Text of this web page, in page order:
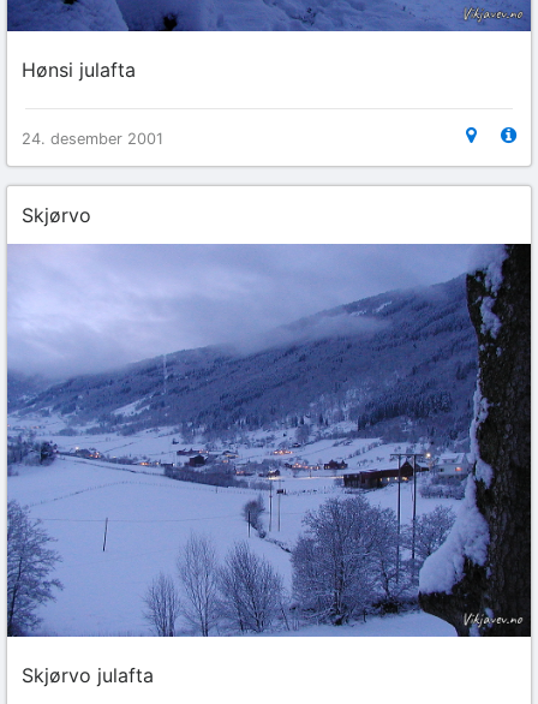
Hønsi julafta
24. desember 2001
Skjørvo
Skjørvo julafta